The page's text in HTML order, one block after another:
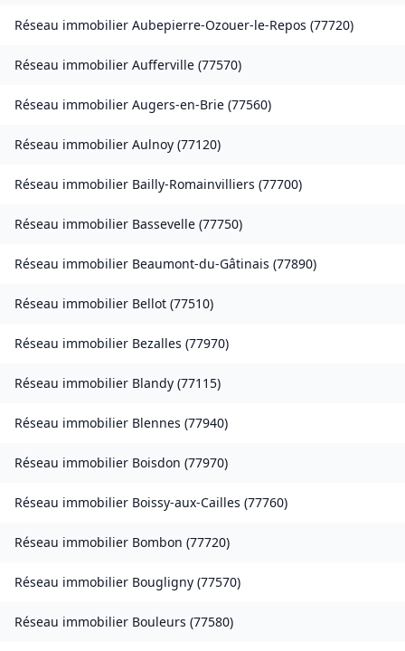
Réseau immobilier Aubepierre-Ozouer-le-Repos (77720)
Réseau immobilier Aufferville (77570)
Réseau immobilier Augers-en-Brie (77560)
Réseau immobilier Aulnoy (77120)
Réseau immobilier Bailly-Romainvilliers (77700)
Réseau immobilier Bassevelle (77750)
Réseau immobilier Beaumont-du-Gâtinais (77890)
Réseau immobilier Bellot (77510)
Réseau immobilier Bezalles (77970)
Réseau immobilier Blandy (77115)
Réseau immobilier Blennes (77940)
Réseau immobilier Boisdon (77970)
Réseau immobilier Boissy-aux-Cailles (77760)
Réseau immobilier Bombon (77720)
Réseau immobilier Bougligny (77570)
Réseau immobilier Bouleurs (77580)